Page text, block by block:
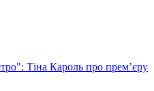
Тіна Кароль про прем’єру